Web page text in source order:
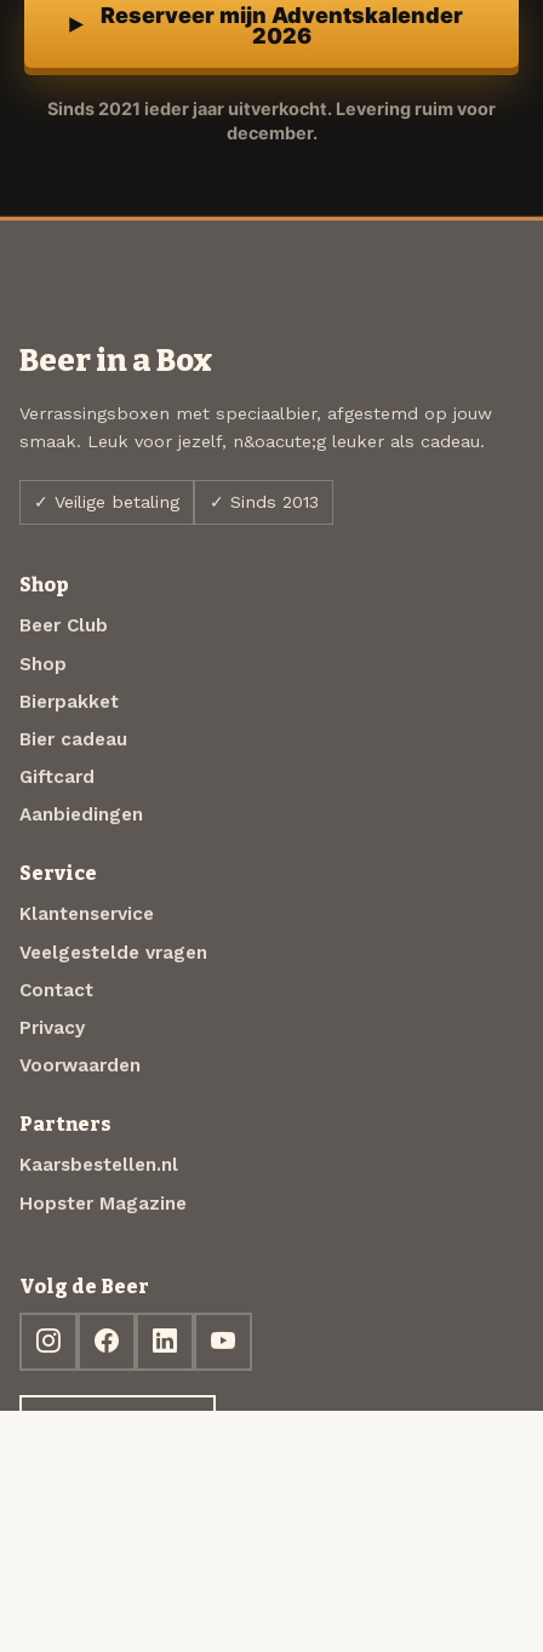
Reserveer mijn Adventskalender
2026
Sinds 2021 ieder jaar uitverkocht. Levering ruim voor
december.
Beer in a Box
Verrassingsboxen met speciaalbier, afgestemd op jouw
smaak. Leuk voor jezelf, n&oacute;g leuker als cadeau.
✓ Veilige betaling ✓ Sinds 2013
Shop
Beer Club
Shop
Bierpakket
Bier cadeau
Giftcard
Aanbiedingen
Service
Klantenservice
Veelgestelde vragen
Contact
Privacy
Voorwaarden
Partners
Kaarsbestellen.nl
Hopster Magazine
Volg de Beer